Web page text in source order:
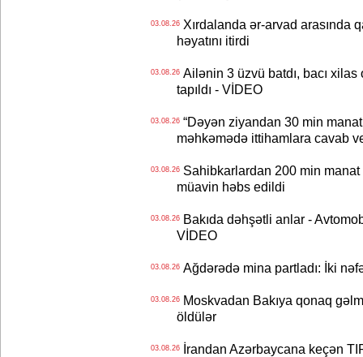
03.08.26Xırdalanda ər-arvad arasında
həyatını itirdi
03.08.26Ailənin 3 üzvü batdı, bacı xilas
tapıldı - VİDEO
03.08.26“Dəyən ziyandan 30 min
məhkəmədə ittihamlara cavab
03.08.26Sahibkarlardan 200 min manat
müavin həbs edildi
03.08.26Bakıda dəhşətli anlar -
VİDEO
03.08.26Ağdərədə mina partladı: İki
03.08.26Moskvadan Bakıya qonaq
öldülər
03.08.26İrandan Azərbaycana keçən